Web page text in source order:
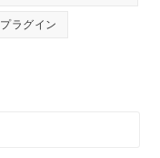
プラグイン